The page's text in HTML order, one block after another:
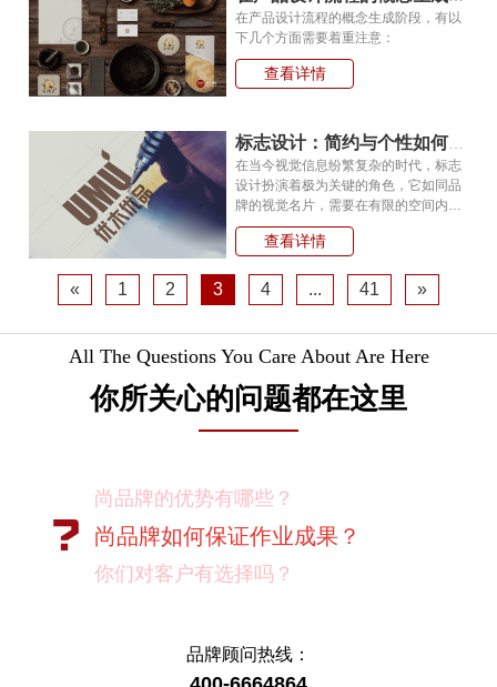
logo 为例，那简…
在产品设计流程的概念生成阶段，有以
下几个方面需要着重注意：
查看详情
在当今视觉信息纷繁复杂的时代，标志
设计扮演着极为关键的角色，它如同品
牌的视觉名片，需要在有限的空间内传
递出丰富的内涵。
查看详情
« 1 2 3 4 ... 41 »
All The Questions You Care About Are Here
你所关心的问题都在这里
尚品牌的优势有哪些？
尚品牌如何保证作业成果？
你们对客户有选择吗？
有没有案例资料？
品牌顾问热线：